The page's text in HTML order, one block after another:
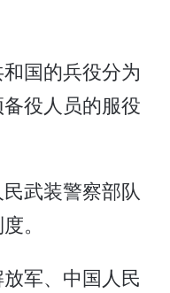
国的兵役分为
役人员的服役
武装警察部队
。
军、中国人民